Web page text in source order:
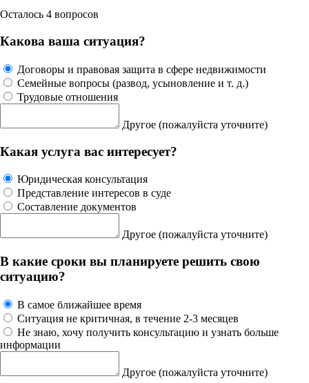
Осталось 4 вопросов
Какова ваша ситуация?
Договоры и правовая защита в сфере недвижимости
Семейные вопросы (развод, усыновление и т. д.)
Трудовые отношения
Другое (пожалуйста уточните)
Какая услуга вас интересует?
Юридическая консультация
Представление интересов в суде
Составление документов
Другое (пожалуйста уточните)
В какие сроки вы планируете решить свою
ситуацию?
В самое ближайшее время
Ситуация не критичная, в течение 2-3 месяцев
Не знаю, хочу получить консультацию и узнать больше
информации
Другое (пожалуйста уточните)